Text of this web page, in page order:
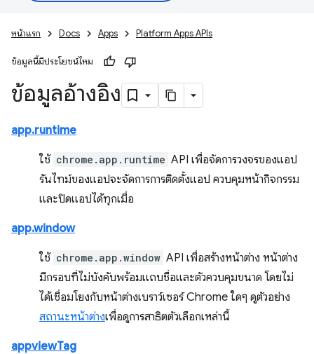
หน้าแรก Docs Apps Platform Apps APIs
ข้อมูลนี้มีประโยชน์ไหม
ข้อมูลอ้างอิง
app.runtime
ใช้ chrome.app.runtime API เพื่อจัดการวงจรของแอป
รันไทม์ของแอปจะจัดการการติดตั้งแอป ควบคุมหน้ากิจกรรม
และปิดแอปได้ทุกเมื่อ
app.window
ใช้ chrome.app.window API เพื่อสร้างหน้าต่าง หน้าต่าง
มีกรอบที่ไม่บังคับพร้อมแถบชื่อและตัวควบคุมขนาด โดยไม่
ได้เชื่อมโยงกับหน้าต่างเบราว์เซอร์ Chrome ใดๆ ดูตัวอย่าง
สถานะหน้าต่างเพื่อดูการสาธิตตัวเลือกเหล่านี้
appviewTag